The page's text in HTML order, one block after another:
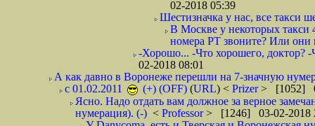
02-2018 05:39
Шестизначка у нас, все такси
В Москве у некоторых такси
номера РТ звоните? Или они
-Хорошо... -Что хорошего, доктор?
02-2018 08:01
А как давно в Воронеже перешли на 7-значную
с 01.02.2011
(+) (OFF) (URL) < Prizer> [1052]
Ясно. Надо отдать вам должное за верное
нумерация). (-) < Professor> [1246] 03-02-2018